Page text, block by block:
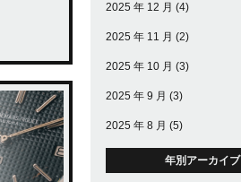
2025 年 12 月 (4)
2025 年 11 月 (2)
2025 年 10 月 (3)
2025 年 9 月 (3)
2025 年 8 月 (5)
年別アーカイブ